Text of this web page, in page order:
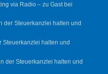
via Radio – zu Gast bei
der Steuerkanzlei halten und
Steuerkanzlei halten und
der Steuerkanzlei halten und